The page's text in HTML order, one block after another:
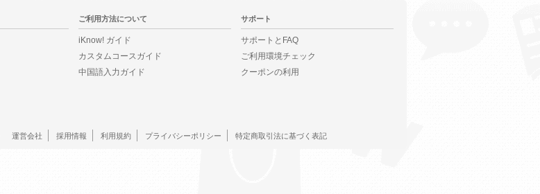
ご利用方法について
iKnow! ガイド
カスタムコースガイド
中国語入力ガイド
サポート
サポートとFAQ
ご利用環境チェック
クーポンの利用
運営会社 採用情報 利用規約 プライバシーポリシー 特定商取引法に基づく表記